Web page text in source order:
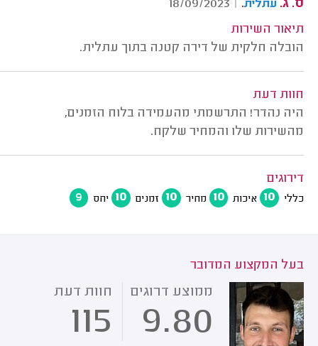
ס. ג. עתלית.
|
18/09/2023
תיאור השירות
הובלה חלקית של דירה קטנה בתוך עתלית.
חוות דעת
היה נהדר! התרשמתי מהעמידה בלוח הזמנים,
מהשירות שלו והמחיר שלקח.
דירוגים
כללי 10 איכות 10 מחיר 10 זמנים 10 יחס 9
בעל המקצוע המדובר
ממוצע דרוגים
9.80
חוות דעת
115